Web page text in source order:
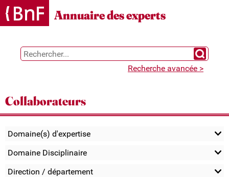
Gestion des cookies
Annuaire des experts
Chercher
Recherche avancée >
Collaborateurs
Domaine(s) d'expertise
Domaine Disciplinaire
Direction / département